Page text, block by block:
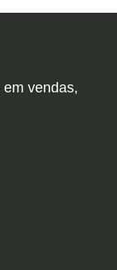
vendas,